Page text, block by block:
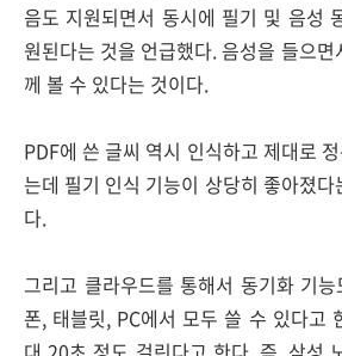
음도 지원되면서 동시에 필기 및 음성
원된다는 것을 언급했다. 음성을 들으
께 볼 수 있다는 것이다.
PDF에 쓴 글씨 역시 인식하고 제대로
는데 필기 인식 기능이 상당히 좋아졌다
다.
그리고 클라우드를 통해서 동기화 기
폰, 태블릿, PC에서 모두 쓸 수 있다고